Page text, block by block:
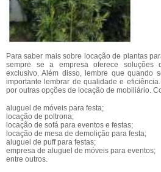
Para saber mais sobre locação de plantas
sempre se a empresa oferece soluções
exclusivo. Além disso, lembre que quando
importante lembrar de qualidade e
por outras opções de locação de mobiliário.
aluguel de móveis para festa;
locação de poltrona;
locação de sofá para eventos e festas;
locação de mesa de demolição para festa;
aluguel de puff para festas;
empresa de aluguel de móveis para eventos;
entre outros.